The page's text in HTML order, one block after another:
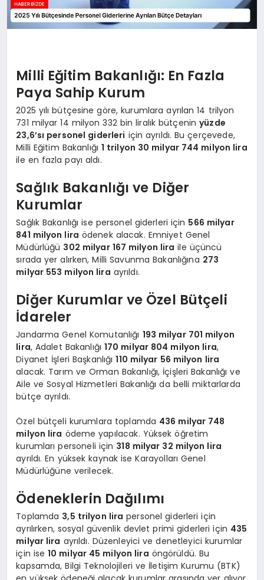
Milli Eğitim Bakanlığı: En Fazla
Paya Sahip Kurum
2025 yılı bütçesine göre, kurumlara ayrılan 14 trilyon
731 milyar 14 milyon 332 bin liralık bütçeninyüzde
23,6’sı personel giderleri için ayrıldı. Bu çerçevede,
Milli Eğitim Bakanlığı 1 trilyon 30 milyar 744 milyon lira
ile en fazla payı aldı.
Sağlık Bakanlığı ve Diğer
Kurumlar
Sağlık Bakanlığı ise personel giderleri için 566 milyar
841 milyon lira ödenek alacak. Emniyet Genel
Müdürlüğü 302 milyar 167 milyon lira ile üçüncü
sırada yer alırken, Milli Savunma Bakanlığına 273
milyar 553 milyon lira ayrıldı.
Diğer Kurumlar ve Özel Bütçeli
İdareler
Jandarma Genel Komutanlığı 193 milyar 701 milyon
lira, Adalet Bakanlığı 170 milyar 804 milyon lira,
Diyanet İşleri Başkanlığı110 milyar 56 milyon lira
alacak. Tarım ve Orman Bakanlığı, İçişleri Bakanlığı ve
Aile ve Sosyal Hizmetleri Bakanlığı da belli miktarlarda
bütçe ayrıldı.
Özel bütçeli kurumlara toplamda 436 milyar 748
milyon lira ödeme yapılacak. Yüksek öğretim
kurumları personeli için 318 milyar 32 milyon lira
ayrıldı. En yüksek kaynak ise Karayolları Genel
Müdürlüğüne verilecek.
Ödeneklerin Dağılımı
Toplamda 3,5 trilyon lira personel giderleri için
ayrılırken, sosyal güvenlik devlet primi giderleri için 435
milyar lira ayrıldı. Düzenleyici ve denetleyici kurumlar
için ise10 milyar 45 milyon lira öngörüldü. Bu
kapsamda, Bilgi Teknolojileri ve İletişim Kurumu (BTK)